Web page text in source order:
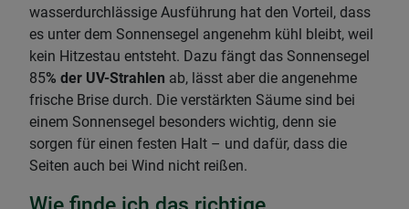
wasserdurchlässige Ausführung hat den Vorteil, dass
es unter dem Sonnensegel angenehm kühl bleibt, weil
kein Hitzestau entsteht. Dazu fängt das Sonnensegel
85% der UV-Strahlen ab, lässt aber die angenehme
frische Brise durch. Die verstärkten Säume sind bei
einem Sonnensegel besonders wichtig, denn sie
sorgen für einen festen Halt – und dafür, dass die
Seiten auch bei Wind nicht reißen.